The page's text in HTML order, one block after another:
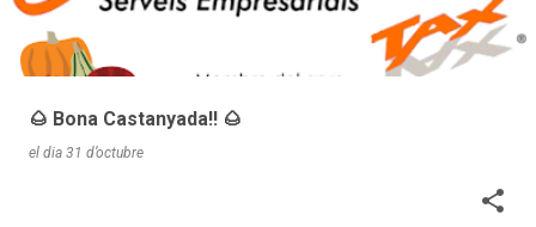
🌰 Bona Castanyada!! 🌰
el dia 31 d’octubre